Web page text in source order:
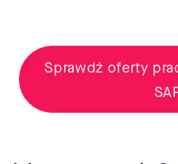
Sprawdź oferty